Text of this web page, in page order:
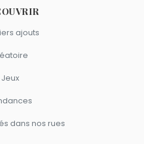
ajouts
Jeux
dans nos rues